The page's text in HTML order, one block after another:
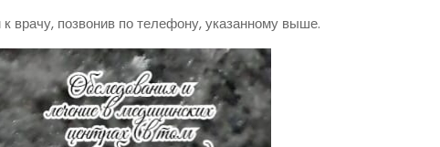
врачу, позвонив по телефону, указанному выше.